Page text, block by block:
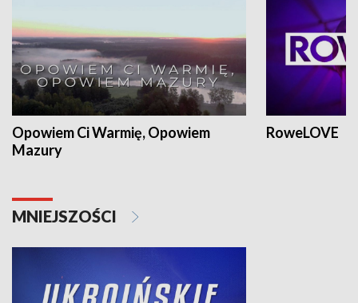
Opowiem Ci Warmię, Opowiem
Mazury
RoweLOVE
MNIEJSZOŚCI